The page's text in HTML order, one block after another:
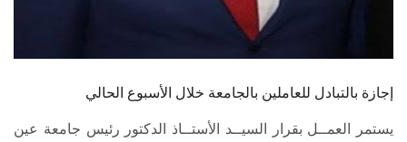
الزائـرون
إجازة بالتبادل للعاملين بالجامعة خلال الأسبوع الحالي
يستمر العمــل بقرار السيــد الأستــاذ الدكتور رئيس جامعة عين